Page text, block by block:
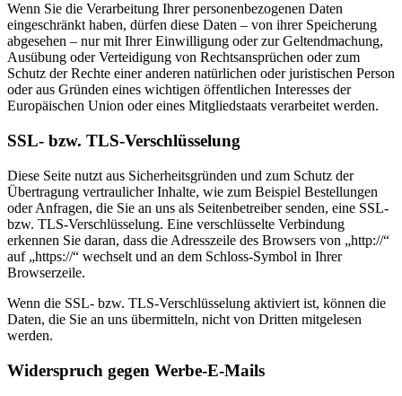
Wenn Sie die Verarbeitung Ihrer personenbezogenen Daten
eingeschränkt haben, dürfen diese Daten – von ihrer Speicherung
abgesehen – nur mit Ihrer Einwilligung oder zur Geltendmachung,
Ausübung oder Verteidigung von Rechtsansprüchen oder zum
Schutz der Rechte einer anderen natürlichen oder juristischen Person
oder aus Gründen eines wichtigen öffentlichen Interesses der
Europäischen Union oder eines Mitgliedstaats verarbeitet werden.
SSL- bzw. TLS-Verschlüsselung
Diese Seite nutzt aus Sicherheitsgründen und zum Schutz der
Übertragung vertraulicher Inhalte, wie zum Beispiel Bestellungen
oder Anfragen, die Sie an uns als Seitenbetreiber senden, eine SSL-
bzw. TLS-Verschlüsselung. Eine verschlüsselte Verbindung
erkennen Sie daran, dass die Adresszeile des Browsers von „http://“
auf „https://“ wechselt und an dem Schloss-Symbol in Ihrer
Browserzeile.
Wenn die SSL- bzw. TLS-Verschlüsselung aktiviert ist, können die
Daten, die Sie an uns übermitteln, nicht von Dritten mitgelesen
werden.
Widerspruch gegen Werbe-E-Mails